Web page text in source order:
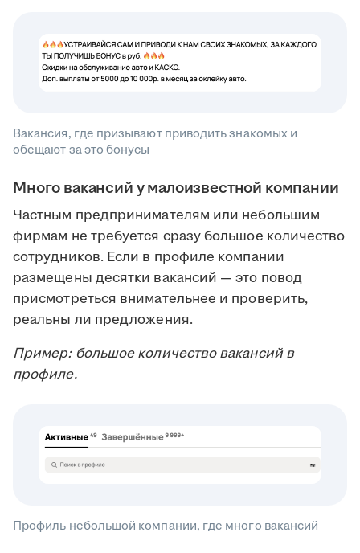
Вакансия, где призывают приводить знакомых и
обещают за это бонусы
Много вакансий у малоизвестной компании
Частным предпринимателям или небольшим
фирмам не требуется сразу большое количество
сотрудников. Если в профиле компании
размещены десятки вакансий — это повод
присмотреться внимательнее и проверить,
реальны ли предложения.
Пример: большое количество вакансий в
профиле.
Профиль небольшой компании, где много вакансий